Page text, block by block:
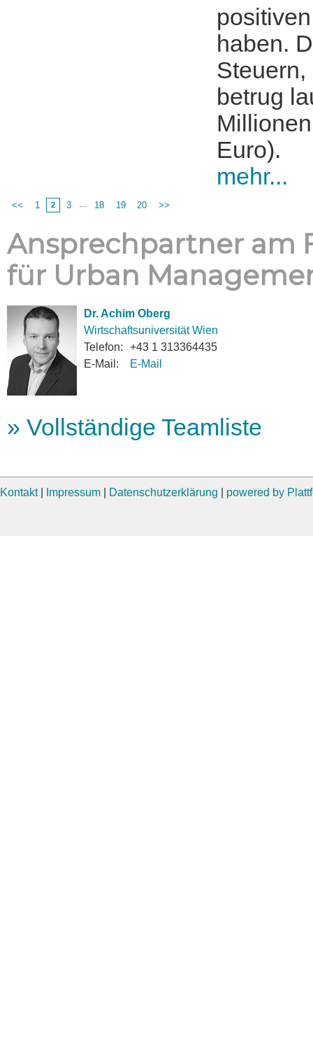
haben.
betrug
Euro).
mehr...
<< 1 2 3 ... 18 19 20 >>
Ansprechpartner am
für Urban
Dr. Achim Oberg
Wirtschaftsuniversität Wien
Telefon:
+43 1 313364435
E-Mail:
E-Mail
» Vollständige Teamliste
Kontakt| Impressum Datenschutzerklärung powered by